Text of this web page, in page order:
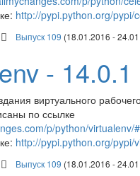
http://pypi.python.org/pypi/
Выпуск 109 (18.01.2016 -
- 14.0.1
виртуального
по ссылке
p/python/virtualenv/
http://pypi.python.org/pypi/
Выпуск 109 (18.01.2016 -